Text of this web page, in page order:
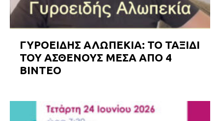
ΓΥΡΟΕΙΔΗΣ ΑΛΩΠΕΚΙΑ: ΤΟ ΤΑΞΙΔΙ
ΤΟΥ ΑΣΘΕΝΟΥΣ ΜΕΣΑ ΑΠΟ 4
ΒΙΝΤΕΟ